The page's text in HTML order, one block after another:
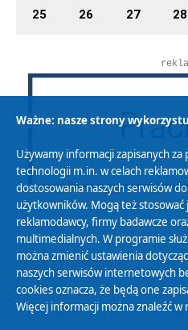
25 26 27 28
Polityka Prywatności
Zasady korzystania z Serwisu
Organizacje Pożytku
Ważne: nasze strony
Używamy informacji zapisanych
technologii m.in. w celach
dostosowania naszych serwisów
użytkowników. Mogą też stosować
reklamodawcy, firmy badawcze
multimedialnych. W programie
można zmienić ustawienia
naszych serwisów internetowych
cookies oznacza, że będą one
Więcej informacji można znaleźć w